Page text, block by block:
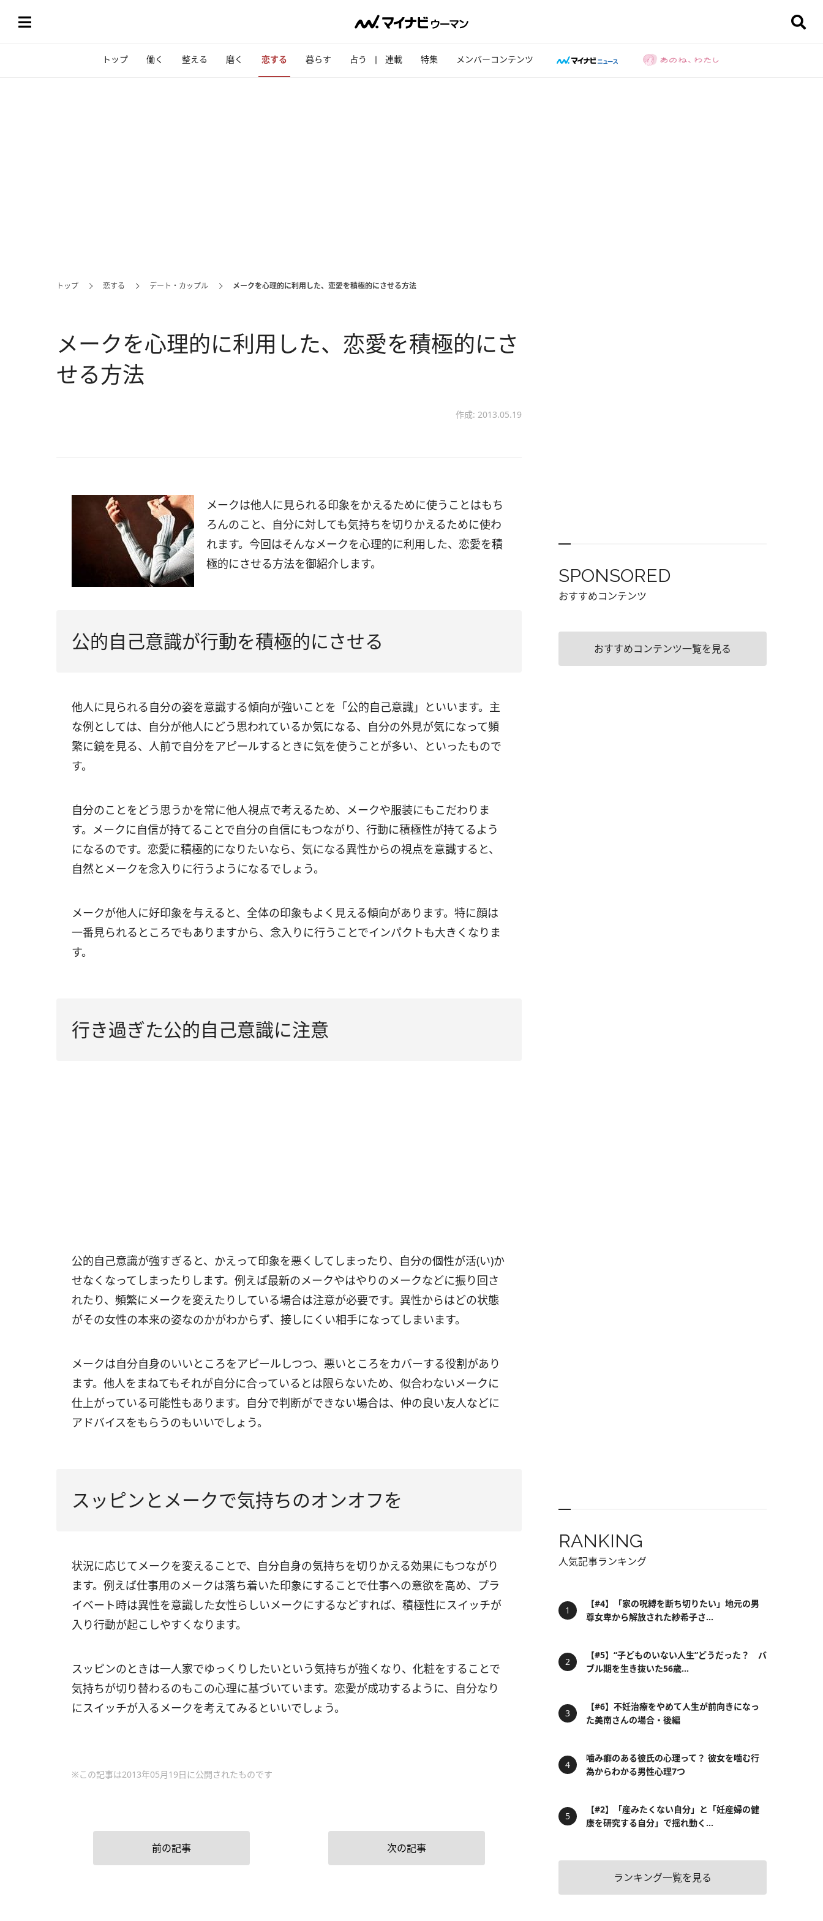
トップ 働く 整える 磨く 恋する 暮らす 占う 連載 特集 メンバーコンテンツ
トップ 恋する デート・カップル メークを心理的に利用した、恋愛を積極的にさせる方法
メークを心理的に利用した、恋愛を積極的にさ
せる方法
作成: 2013.05.19
メークは他人に見られる印象をかえるために使うことはもち
ろんのこと、自分に対しても気持ちを切りかえるために使わ
れます。今回はそんなメークを心理的に利用した、恋愛を積
極的にさせる方法を御紹介します。
公的自己意識が行動を積極的にさせる
他人に見られる自分の姿を意識する傾向が強いことを「公的自己意識」といいます。主
な例としては、自分が他人にどう思われているか気になる、自分の外見が気になって頻
繁に鏡を見る、人前で自分をアピールするときに気を使うことが多い、といったもので
す。
自分のことをどう思うかを常に他人視点で考えるため、メークや服装にもこだわりま
す。メークに自信が持てることで自分の自信にもつながり、行動に積極性が持てるよう
になるのです。恋愛に積極的になりたいなら、気になる異性からの視点を意識すると、
自然とメークを念入りに行うようになるでしょう。
メークが他人に好印象を与えると、全体の印象もよく見える傾向があります。特に顔は
一番見られるところでもありますから、念入りに行うことでインパクトも大きくなりま
す。
行き過ぎた公的自己意識に注意
公的自己意識が強すぎると、かえって印象を悪くしてしまったり、自分の個性が活(い)か
せなくなってしまったりします。例えば最新のメークやはやりのメークなどに振り回さ
れたり、頻繁にメークを変えたりしている場合は注意が必要です。異性からはどの状態
がその女性の本来の姿なのかがわからず、接しにくい相手になってしまいます。
メークは自分自身のいいところをアピールしつつ、悪いところをカバーする役割があり
ます。他人をまねてもそれが自分に合っているとは限らないため、似合わないメークに
仕上がっている可能性もあります。自分で判断ができない場合は、仲の良い友人などに
アドバイスをもらうのもいいでしょう。
スッピンとメークで気持ちのオンオフを
状況に応じてメークを変えることで、自分自身の気持ちを切りかえる効果にもつながり
ます。例えば仕事用のメークは落ち着いた印象にすることで仕事への意欲を高め、プラ
イベート時は異性を意識した女性らしいメークにするなどすれば、積極性にスイッチが
入り行動が起こしやすくなります。
スッピンのときは一人家でゆっくりしたいという気持ちが強くなり、化粧をすることで
気持ちが切り替わるのもこの心理に基づいています。恋愛が成功するように、自分なり
にスイッチが入るメークを考えてみるといいでしょう。
※この記事は2013年05月19日に公開されたものです
前の記事 次の記事
SPONSORED
おすすめコンテンツ
おすすめコンテンツ一覧を見る
RANKING
人気記事ランキング
【#4】「家の呪縛を断ち切りたい」地元の男
尊女卑から解放された紗希子さ...
【#5】“子どものいない人生”どうだった？ バ
ブル期を生き抜いた56歳...
【#6】不妊治療をやめて人生が前向きになっ
た美南さんの場合・後編
噛み癖のある彼氏の心理って？ 彼女を噛む行
為からわかる男性心理7つ
【#2】「産みたくない自分」と「妊産婦の健
康を研究する自分」で揺れ動く...
ランキング一覧を見る